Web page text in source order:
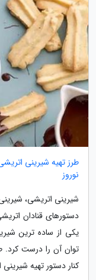
طرز تهیه شیرینی
نوروز
شیرینی اتریشی،
دستورهای قنادان
یکی از ساده ترین
توان آن را درست کرد.
کنار دستور تهیه